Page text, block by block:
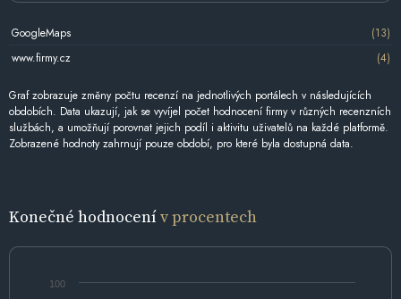
GoogleMaps
(13)
www.firmy.cz
(4)
Graf zobrazuje změny počtu recenzí na jednotlivých portálech v následujících
obdobích. Data ukazují, jak se vyvíjel počet hodnocení firmy v různých recenzních
službách, a umožňují porovnat jejich podíl i aktivitu uživatelů na každé platformě.
Zobrazené hodnoty zahrnují pouze období, pro které byla dostupná data.
Konečné hodnocenív procentech
100